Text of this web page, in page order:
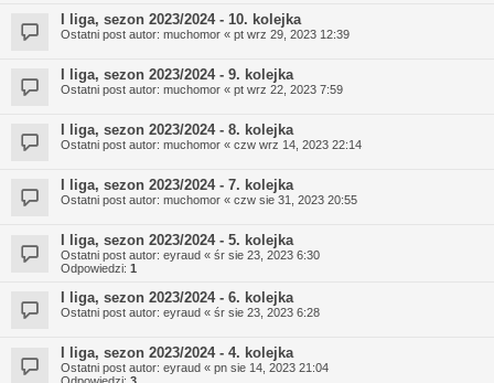
I liga, sezon 2023/2024 - 10. kolejka
Ostatni post autor: muchomor « pt wrz 29, 2023 12:39
I liga, sezon 2023/2024 - 9. kolejka
Ostatni post autor: muchomor « pt wrz 22, 2023 7:59
I liga, sezon 2023/2024 - 8. kolejka
Ostatni post autor: muchomor « czw wrz 14, 2023 22:14
I liga, sezon 2023/2024 - 7. kolejka
Ostatni post autor: muchomor « czw sie 31, 2023 20:55
I liga, sezon 2023/2024 - 5. kolejka
Ostatni post autor: eyraud « śr sie 23, 2023 6:30
Odpowiedzi: 1
I liga, sezon 2023/2024 - 6. kolejka
Ostatni post autor: eyraud « śr sie 23, 2023 6:28
I liga, sezon 2023/2024 - 4. kolejka
Ostatni post autor: eyraud « pn sie 14, 2023 21:04